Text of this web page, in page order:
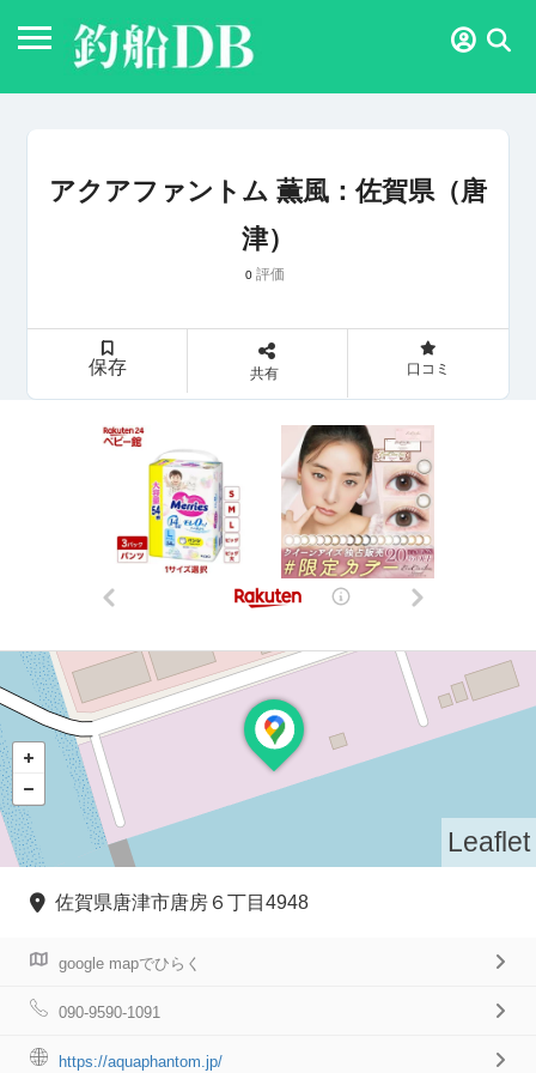
アクアファントム 薫風：佐賀県（唐
津）
0評価
保存 共有 口コミ
Leaflet
佐賀県唐津市唐房６丁目4948
google mapでひらく
090-9590-1091
https://aquaphantom.jp/